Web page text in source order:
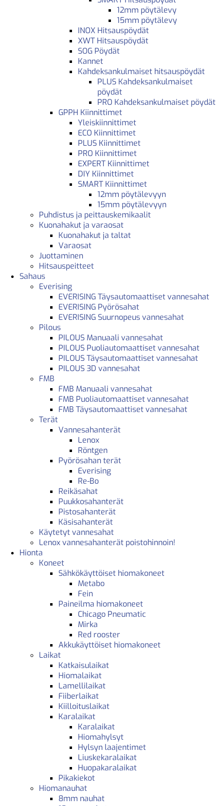
12mm pöytälevy
15mm pöytälevy
INOX Hitsauspöydät
XWT Hitsauspöydät
SOG Pöydät
Kannet
Kahdeksankulmaiset hitsauspöydät
PLUS Kahdeksankulmaiset
pöydät
PRO Kahdeksankulmaiset pöydät
GPPH Kiinnittimet
Yleiskiinnittimet
ECO Kiinnittimet
PLUS Kiinnittimet
PRO Kiinnittimet
EXPERT Kiinnittimet
DIY Kiinnittimet
SMART Kiinnittimet
12mm pöytälevyyn
15mm pöytälevyyn
Puhdistus ja peittauskemikaalit
Kuonahakut ja varaosat
Kuonahakut ja taltat
Varaosat
Juottaminen
Hitsauspeitteet
Sahaus
Everising
EVERISING Täysautomaattiset vannesahat
EVERISING Pyörösahat
EVERISING Suurnopeus vannesahat
Pilous
PILOUS Manuaali vannesahat
PILOUS Puoliautomaattiset vannesahat
PILOUS Täysautomaattiset vannesahat
PILOUS 3D vannesahat
FMB
FMB Manuaali vannesahat
FMB Puoliautomaattiset vannesahat
FMB Täysautomaattiset vannesahat
Terät
Vannesahanterät
Lenox
Röntgen
Pyörösahan terät
Everising
Re-Bo
Reikäsahat
Puukkosahanterät
Pistosahanterät
Käsisahanterät
Käytetyt vannesahat
Lenox vannesahanterät poistohinnoin!
Hionta
Koneet
Sähkökäyttöiset hiomakoneet
Metabo
Fein
Paineilma hiomakoneet
Chicago Pneumatic
Mirka
Red rooster
Akkukäyttöiset hiomakoneet
Laikat
Katkaisulaikat
Hiomalaikat
Lamellilaikat
Fiiberlaikat
Kiilloituslaikat
Karalaikat
Karalaikat
Hiomahylsyt
Hylsyn laajentimet
Liuskekaralaikat
Huopakaralaikat
Pikakiekot
Hiomanauhat
8mm nauhat